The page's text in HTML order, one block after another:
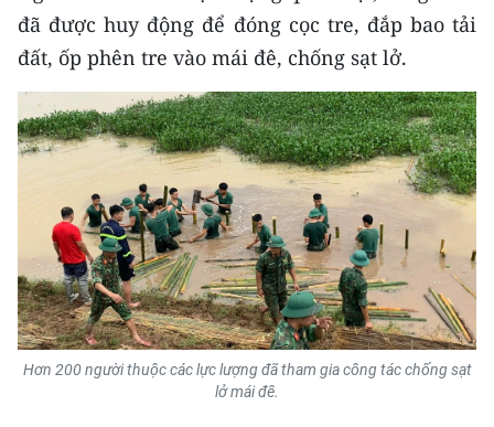
MUA BÁO
ĐỌC BÁO IN
ENGLISH
FRANÇAIS
РУССКИЙ
ESPAÑOL
đã được huy động để đóng cọc tre, đắp bao tải
đất, ốp phên tre vào mái đê, chống sạt lở.
Hơn 200 người thuộc các lực lượng đã tham gia công tác chống sạt
lở mái đê.